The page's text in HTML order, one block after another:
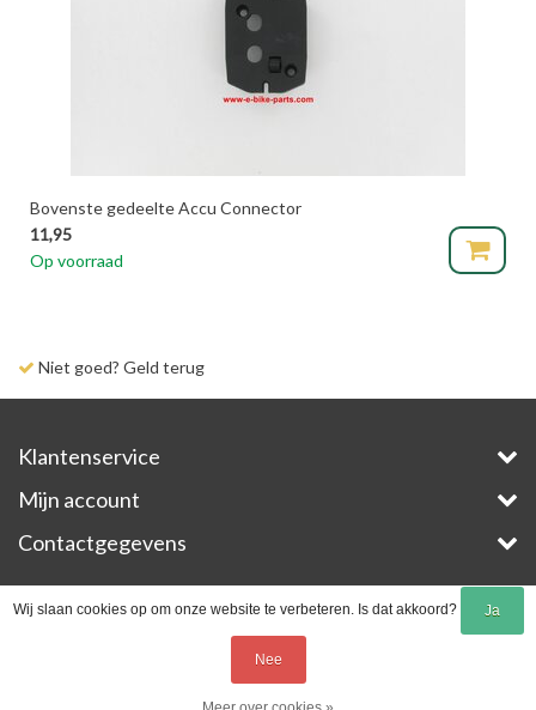
Bovenste gedeelte Accu Connector
11,95
Op voorraad
Niet goed? Geld terug
Klantenservice
Mijn account
Contactgegevens
InStijl Media
Wij slaan cookies op om onze website te verbeteren. Is dat akkoord? Ja
Nee